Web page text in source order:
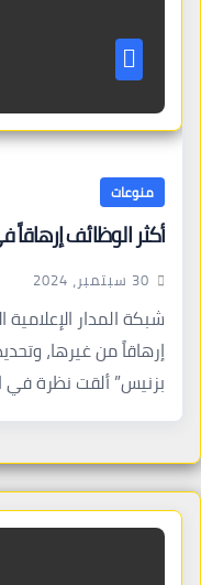
منوعات
أكثر الوظائف إرهاقاً
30 سبتمبر، 2024
شبكة المدار
إرهاقاً من غيرها،
بزنيس” ألقت نظرة في